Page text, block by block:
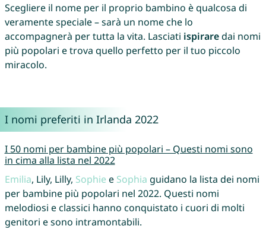
Scegliere il nome per il proprio bambino è qualcosa di
veramente speciale – sarà un nome che lo
accompagnerà per tutta la vita. Lasciati ispiraredai nomi
più popolari e trova quello perfetto per il tuo piccolo
miracolo.
I nomi preferiti in Irlanda 2022
I 50 nomi per bambine più popolari – Questi nomi sono
in cima alla lista nel 2022
Emilia, Lily, Lilly, Sophie e Sophia guidano la lista dei nomi
per bambine più popolari nel 2022. Questi nomi
melodiosi e classici hanno conquistato i cuori di molti
genitori e sono intramontabili.